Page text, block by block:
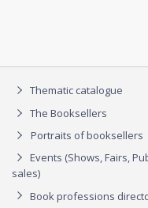
Thematic catalogue
The Booksellers
Portraits of booksellers
Events (Shows, Fairs,
sales)
Book professions